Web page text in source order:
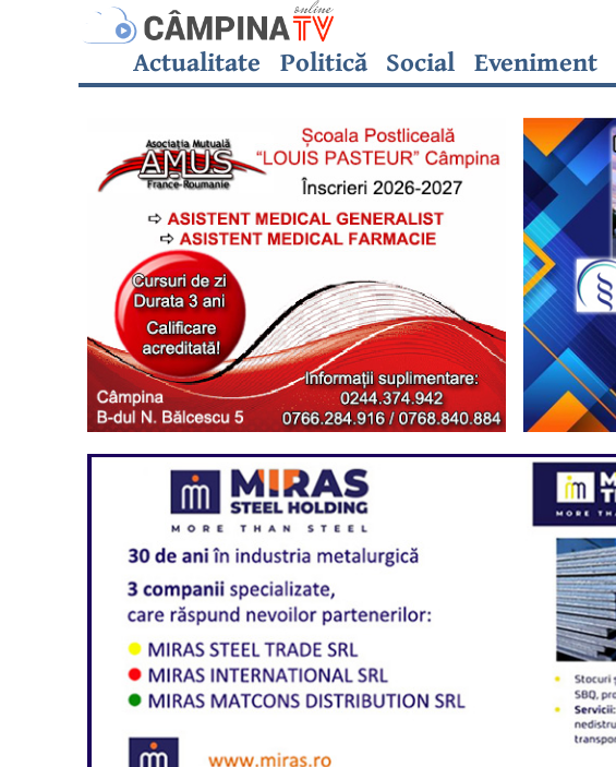
Actualitate Politică Social Eveniment